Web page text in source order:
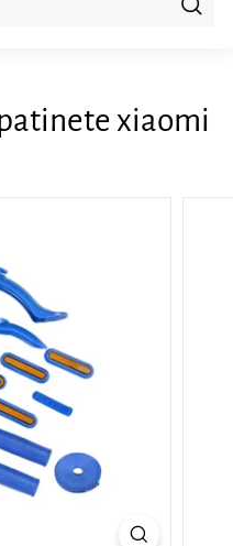
xiaomi